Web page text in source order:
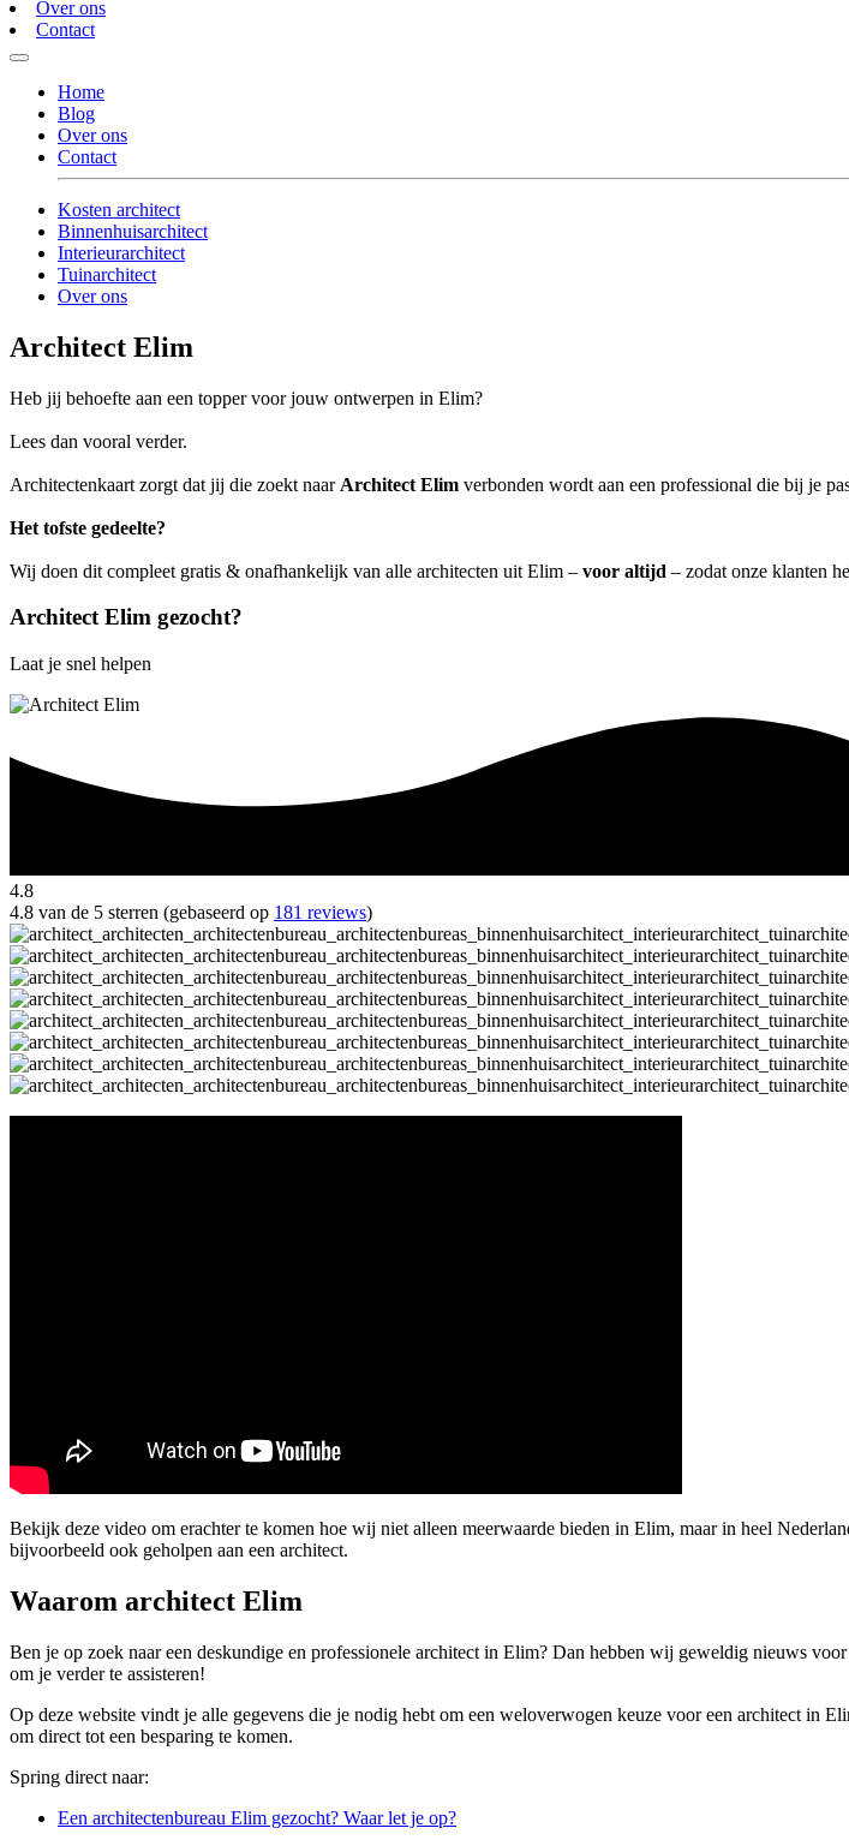
Over ons
Contact
Home
Blog
Over ons
Contact
Kosten architect
Binnenhuisarchitect
Interieurarchitect
Tuinarchitect
Over ons
Architect Elim
Heb jij behoefte aan een topper voor jouw ontwerpen in Elim?
Lees dan vooral verder.
Architectenkaart zorgt dat jij die zoekt naar Architect Elim verbonden wordt aan een professional die bij je
Het tofste gedeelte?
Wij doen dit compleet gratis & onafhankelijk van alle architecten uit Elim – voor altijd – zodat onze klanten
Architect Elim gezocht?
Laat je snel helpen
4.8
4.8 van de 5 sterren (gebaseerd op 181 reviews)
Bekijk deze video om erachter te komen hoe wij niet alleen meerwaarde bieden in Elim, maar in heel
bijvoorbeeld ook geholpen aan een architect.
Waarom architect Elim
Ben je op zoek naar een deskundige en professionele architect in Elim? Dan hebben wij geweldig nieuws
om je verder te assisteren!
Op deze website vindt je alle gegevens die je nodig hebt om een weloverwogen keuze voor een architect in
om direct tot een besparing te komen.
Spring direct naar:
Een architectenbureau Elim gezocht? Waar let je op?